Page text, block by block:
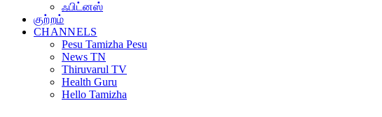
ஃபிட்னஸ்
குற்றம்
CHANNELS
Pesu Tamizha Pesu
News TN
Thiruvarul TV
Health Guru
Hello Tamizha